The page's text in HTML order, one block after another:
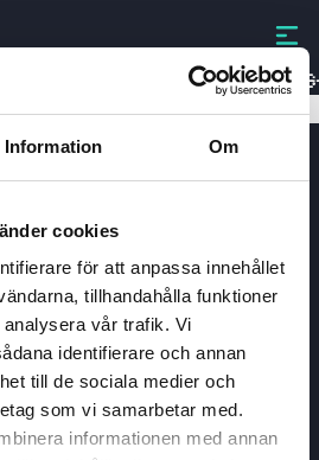
Information Om
cookies
för att anpassa innehållet
tillhandahålla funktioner
vår trafik. Vi
identifierare och annan
till de sociala medier och
som vi samarbetar med.
informationen med annan